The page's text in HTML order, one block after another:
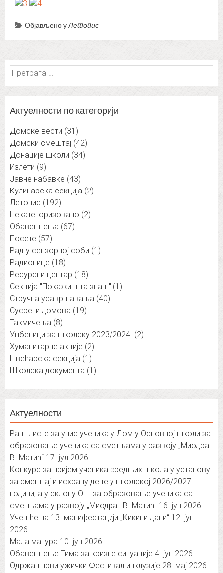
Објављено уЛетопис
Претрага
за:
Актуелности по категорији
Домске вести (31)
Домски смештај (42)
Донације школи (34)
Излети (9)
Јавне набавке (43)
Кулинарска секција (2)
Летопис (192)
Некатегоризовано (2)
Обавештења (67)
Посете (57)
Рад у сензорној соби (1)
Радионице (18)
Ресурсни центар (18)
Секција "Покажи шта знаш" (1)
Стручна усавршавања (40)
Сусрети домова (19)
Такмичења (8)
Уџбеници за школску 2023/2024. (2)
Хуманитарне акције (2)
Цвећарска секција (1)
Школска документа (1)
Актуелности
Ранг листе за упис ученика у Дом у Основној школи за
образовање ученика са сметњама у развоју „Миодраг
В. Матић“ 17. јул 2026.
Конкурс за пријем ученика средњих школа у установу
за смештај и исхрану деце у школској 2026/2027.
години, а у склопу ОШ за образовање ученика са
сметњама у развоју „Миодраг В. Матић″ 16. јун 2026.
Учешће на 13. манифестацији „Кикини дани“ 12. јун
2026.
Мала матура 10. јун 2026.
Обавештење Тима за кризне ситуације 4. јун 2026.
Одржан први ужички Фестивал инклузије 28. мај 2026.